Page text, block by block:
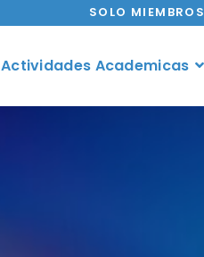
SOLO MIEMBROS
Actividades Academicas